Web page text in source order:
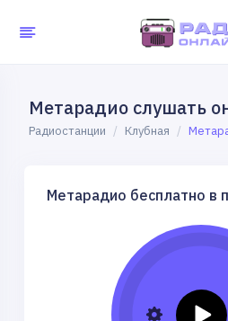
Метарадио слушать
Радиостанции Клубная
Метарадио бесплатно в